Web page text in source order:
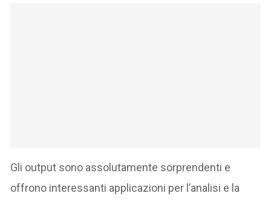
Gli output sono assolutamente sorprendenti e
offrono interessanti applicazioni per l’analisi e la